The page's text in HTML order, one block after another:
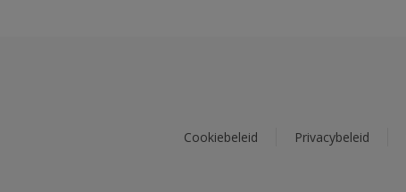
Cookiebeleid Privacybeleid